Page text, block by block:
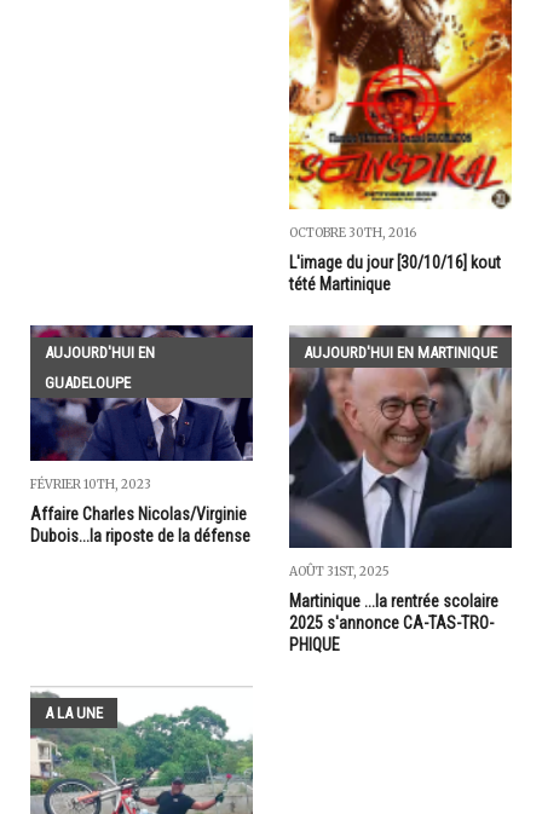
OCTOBRE 30TH, 2016
L'image du jour [30/10/16] kout
tété Martinique
AUJOURD'HUI EN
GUADELOUPE
FÉVRIER 10TH, 2023
Affaire Charles Nicolas/Virginie
Dubois...la riposte de la défense
AUJOURD'HUI EN MARTINIQUE
AOÛT 31ST, 2025
Martinique ...la rentrée scolaire
2025 s'annonce CA-TAS-TRO-
PHIQUE
A LA UNE